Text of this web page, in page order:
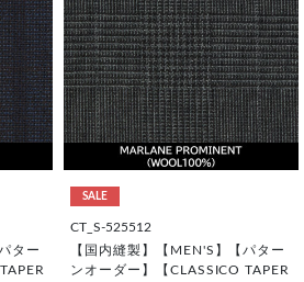
ター
SALE
CT_S-525512
【国内縫製】【MEN'S】【パター
ンオーダー】【CLASSICO TAPER